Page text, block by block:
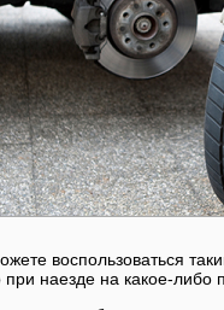
воспользоваться
наезде на какое-либо